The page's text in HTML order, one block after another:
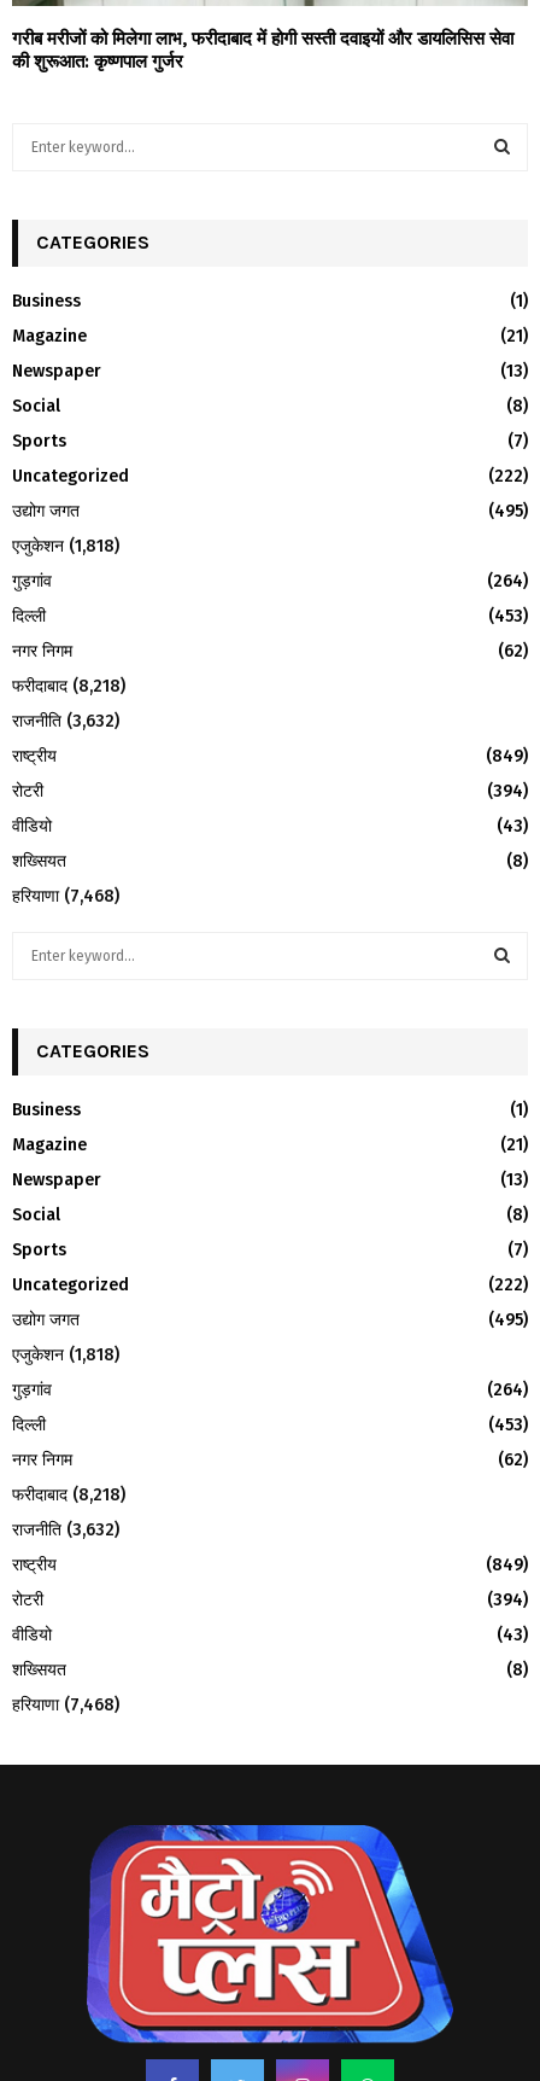
गरीब मरीजों को मिलेगा लाभ, फरीदाबाद में होगी सस्ती दवाइयों और डायलिसिस सेवा
की शुरूआत: कृष्णपाल गुर्जर
h
o
r
:
R
CATEGORIES
Business
(1)
Magazine
(21)
Newspaper
(13)
Social
(8)
Sports
(7)
Uncategorized
(222)
उद्योग जगत
(495)
एजुकेशन (1,818)
गुड़गांव
(264)
दिल्ली
(453)
नगर निगम
(62)
फरीदाबाद (8,218)
राजनीति (3,632)
राष्ट्रीय
(849)
रोटरी
(394)
वीडियो
(43)
शख्सियत
(8)
हरियाणा(7,468)
h
o
r
:
R
CATEGORIES
Business
(1)
Magazine
(21)
Newspaper
(13)
Social
(8)
Sports
(7)
Uncategorized
(222)
उद्योग जगत
(495)
एजुकेशन (1,818)
गुड़गांव
(264)
दिल्ली
(453)
नगर निगम
(62)
फरीदाबाद (8,218)
राजनीति (3,632)
राष्ट्रीय
(849)
रोटरी
(394)
वीडियो
(43)
शख्सियत
(8)
हरियाणा(7,468)